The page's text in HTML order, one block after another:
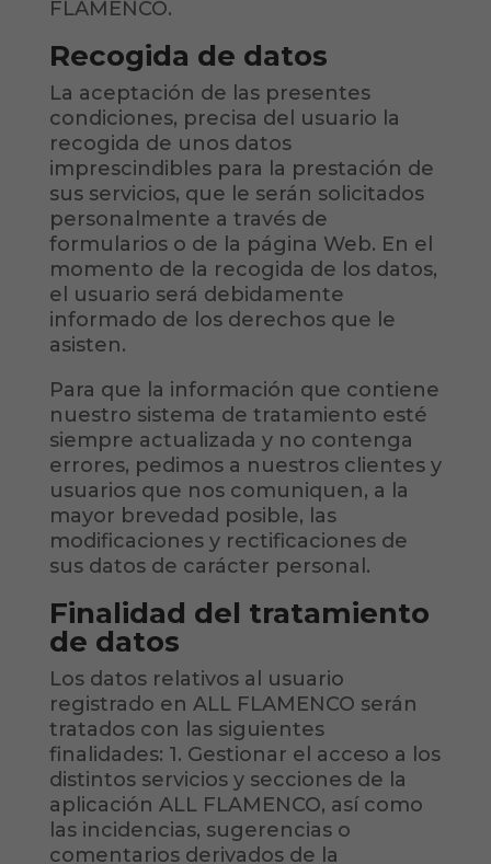
FLAMENCO.
Recogida de datos
La aceptación de las presentes
condiciones, precisa del usuario la
recogida de unos datos
imprescindibles para la prestación de
sus servicios, que le serán solicitados
personalmente a través de
formularios o de la página Web. En el
momento de la recogida de los datos,
el usuario será debidamente
informado de los derechos que le
asisten.
Para que la información que contiene
nuestro sistema de tratamiento esté
siempre actualizada y no contenga
errores, pedimos a nuestros clientes y
usuarios que nos comuniquen, a la
mayor brevedad posible, las
modificaciones y rectificaciones de
sus datos de carácter personal.
Finalidad del tratamiento
de datos
Los datos relativos al usuario
registrado en ALL FLAMENCO serán
tratados con las siguientes
finalidades: 1. Gestionar el acceso a los
distintos servicios y secciones de la
aplicación ALL FLAMENCO, así como
las incidencias, sugerencias o
comentarios derivados de la